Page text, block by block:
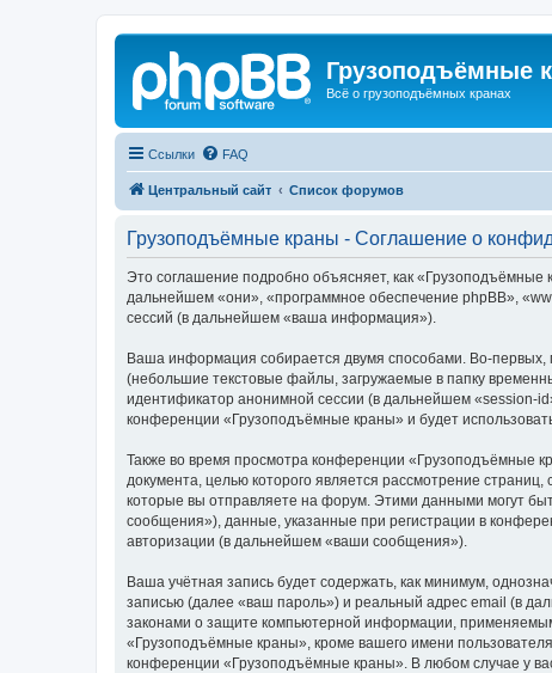
Грузоподъёмные
Всё о грузоподъёмных кранах
Ссылки FAQ
Центральный сайт Список форумов
Грузоподъёмные краны - Соглашение о
Это соглашение подробно объясняет, как
дальнейшем «они», «программное обеспечение phpBB»,
сессий (в дальнейшем «ваша информация»).
Ваша информация собирается двумя способами. Во-
(небольшие текстовые файлы, загружаемые в папку
идентификатор анонимной сессии (в дальнейшем «session-
конференции «Грузоподъёмные краны» и будет
Также во время просмотра конференции «Грузоподъёмные
документа, целью которого является рассмотрение
которые вы отправляете на форум. Этими данными могут
сообщения»), данные, указанные при регистрации в
авторизации (в дальнейшем «ваши сообщения»).
Ваша учётная запись будет содержать, как минимум,
записью (далее «ваш пароль») и реальный адрес email (в
законами о защите компьютерной информации,
«Грузоподъёмные краны», кроме вашего имени
конференции «Грузоподъёмные краны». В любом случае у